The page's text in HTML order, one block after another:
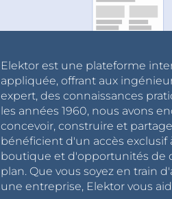
Elektor est une plateforme
appliquée, offrant aux
expert, des connaissances
les années 1960, nous avons
concevoir, construire et
bénéficient d'un accès
boutique et d'opportunités de
plan. Que vous soyez en train
une entreprise, Elektor vous